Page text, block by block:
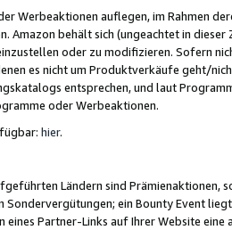
Werbeaktionen auflegen, im Rahmen
Amazon behält sich (ungeachtet in
oder zu modifizieren. Sofern
es nicht um Produktverkäufe geht/
entsprechen, und laut
oder Werbeaktionen.
hier.
Ländern sind Prämienaktionen,
Sondervergütungen; ein Bounty Event
eines Partner-Links auf Ihrer Website